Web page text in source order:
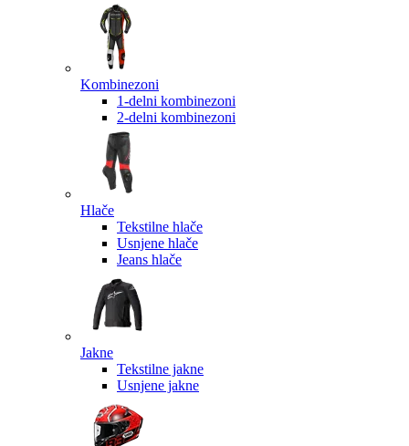
Kombinezoni
1-delni kombinezoni
2-delni kombinezoni
Hlače
Tekstilne hlače
Usnjene hlače
Jeans hlače
Jakne
Tekstilne jakne
Usnjene jakne